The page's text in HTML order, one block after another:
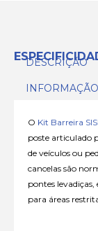
DESCRIÇÃO
O Kit Barreira
poste articulado
de veículos ou
cancelas são
pontes
para áreas